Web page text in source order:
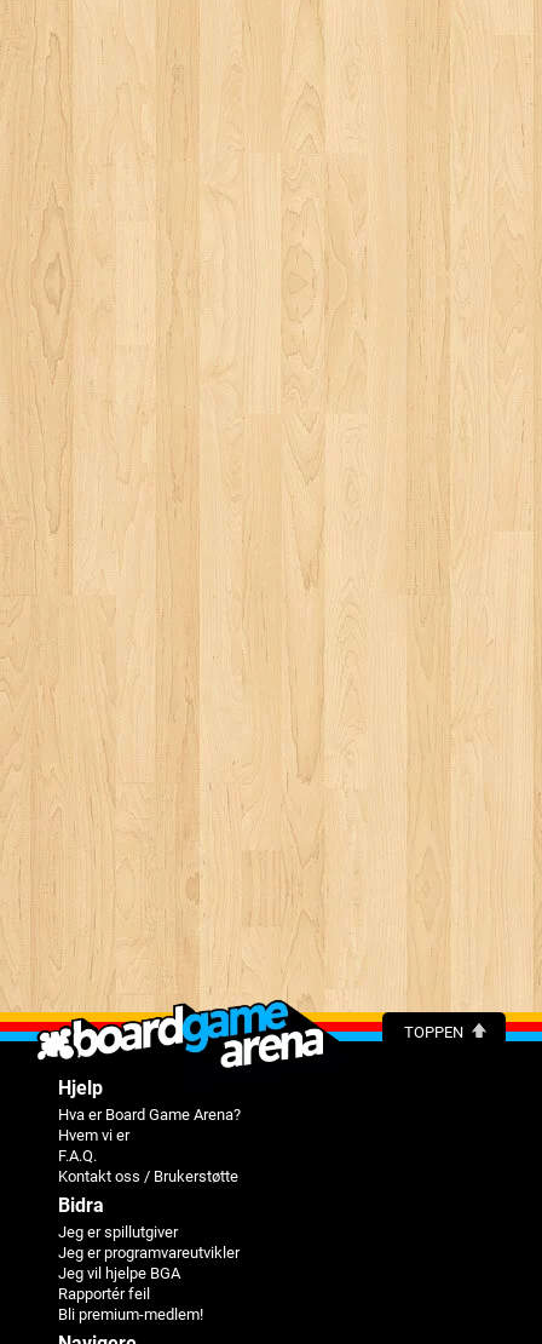
TOPPEN
Hjelp
Hva er Board Game Arena?
Hvem vi er
F.A.Q.
Kontakt oss / Brukerstøtte
Bidra
Jeg er spillutgiver
Jeg er programvareutvikler
Jeg vil hjelpe BGA
Rapportér feil
Bli premium-medlem!